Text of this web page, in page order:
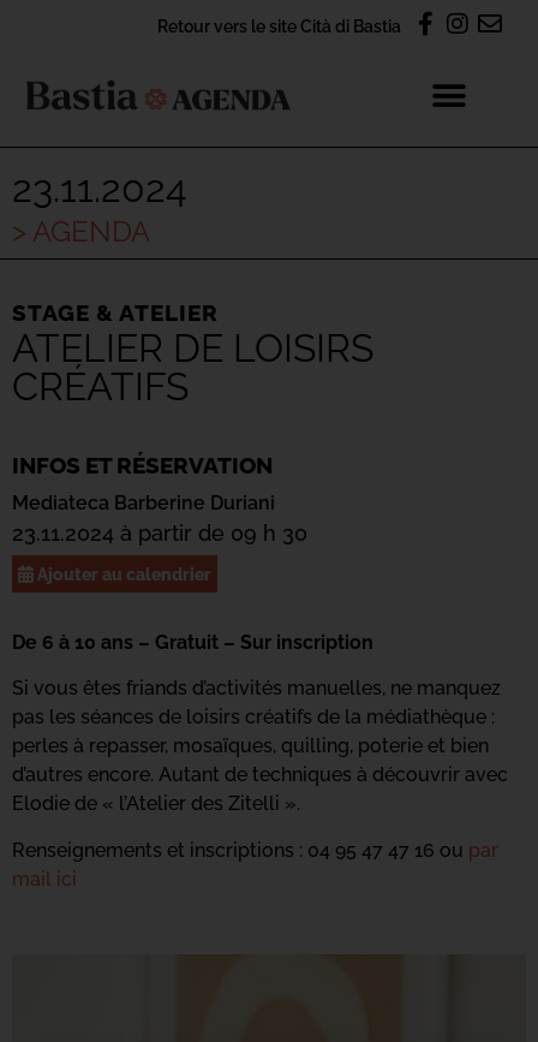
Retour vers le site Cità di Bastia
23.11.2024
> AGENDA
STAGE & ATELIER
ATELIER DE LOISIRS
CRÉATIFS
INFOS ET RÉSERVATION
Mediateca Barberine Duriani
23.11.2024 à partir de 09 h 30
Ajouter au calendrier
De 6 à 10 ans – Gratuit – Sur inscription
Si vous êtes friands d’activités manuelles, ne manquez
pas les séances de loisirs créatifs de la médiathèque :
perles à repasser, mosaïques, quilling, poterie et bien
d’autres encore. Autant de techniques à découvrir avec
Elodie de « l’Atelier des Zitelli ».
Renseignements et inscriptions : 04 95 47 47 16 ou par
mail ici